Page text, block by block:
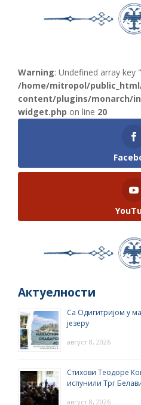
Warning: Undefined array key
/home/mitropol/
content/plugins/monarch/
widget.php on line 20
Актуелности
Са Одигитријом у
језеру
август 8, 2026
Стихови Теодоре
испунили Трг
август 8, 2026